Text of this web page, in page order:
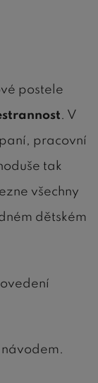
postele
. V
pracovní
tak
všechny
dětském